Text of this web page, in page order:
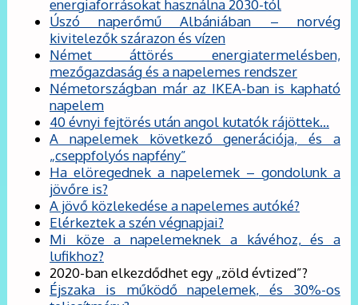
energiaforrásokat használna 2030-tól
Úszó naperőmű Albániában – norvég
kivitelezők szárazon és vízen
Német áttörés energiatermelésben,
mezőgazdaság és a napelemes rendszer
Németországban már az IKEA-ban is kapható
napelem
40 évnyi fejtörés után angol kutatók rájöttek…
A napelemek következő generációja, és a
„cseppfolyós napfény”
Ha elöregednek a napelemek – gondolunk a
jövőre is?
A jövő közlekedése a napelemes autóké?
Elérkeztek a szén végnapjai?
Mi köze a napelemeknek a kávéhoz, és a
lufikhoz?
2020-ban elkezdődhet egy „zöld évtized”?
Éjszaka is működő napelemek, és 30%-os